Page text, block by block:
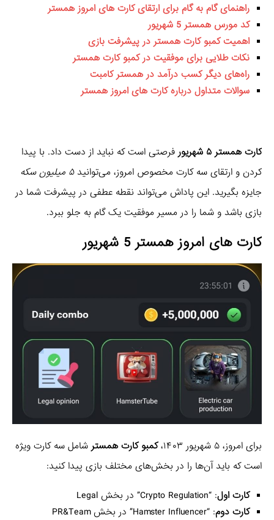
راهنمای گام به گام برای ارتقای کارت های امروز همستر
کد مورس همستر 5 شهریور
اهمیت کمبو کارت همستر در پیشرفت بازی
نکات طلایی برای موفقیت در کمبو کارت همستر
راه‌های دیگر کسب درآمد در همستر کامبت
سوالات متداول درباره کارت های امروز همستر
کارت همستر ۵ شهریور
فرصتی است که نباید از دست داد. با پیدا
کردن و ارتقای سه کارت مخصوص امروز، می‌توانید۵ میلیون سکه
جایزه بگیرید. این پاداش می‌تواند نقطه عطفی در پیشرفت شما در
بازی باشد و شما را در مسیر موفقیت یک گام به جلو ببرد.
کارت های امروز همستر 5 شهریور
برای امروز، ۵ شهریور ۱۴۰۳، کمبو کارت همستر شامل سه کارت ویژه
است که باید آن‌ها را در بخش‌های مختلف بازی پیدا کنید:
کارت اول: “Crypto Regulation” در بخش Legal
کارت دوم: “Hamster Influencer” در بخش PR&Team